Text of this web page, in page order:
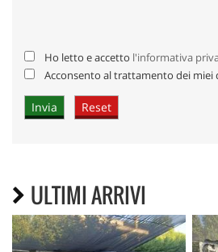
Ho letto e accetto l'informativa
Acconsento al trattamento dei
ULTIMI ARRIVI